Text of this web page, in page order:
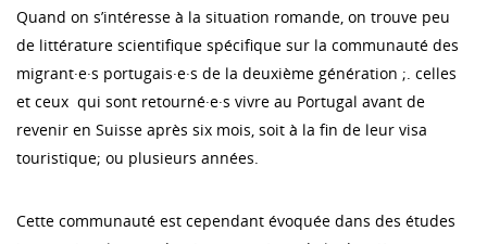
Quand on s’intéresse à la situation romande, on trouve peu
de littérature scientifique spécifique sur la communauté des
migrant·e·s portugais·e·s de la deuxième génération ;. celles
et ceux qui sont retourné·e·s vivre au Portugal avant de
revenir en Suisse après six mois, soit à la fin de leur visa
touristique; ou plusieurs années.
Cette communauté est cependant évoquée dans des études